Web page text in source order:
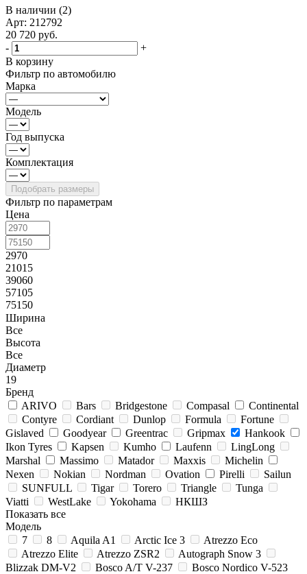
В наличии (2)
Арт: 212792
20 720 руб.
-
+
В корзину
Фильтр по автомобилю
Марка
Модель
Год выпуска
Комплектация
Фильтр по параметрам
Цена
2970
21015
39060
57105
75150
Ширина
Все
Высота
Все
Диаметр
19
Бренд
ARIVO
Bars Bridgestone Compasal
Continental
Contyre
Cordiant Dunlop Formula
Fortune
Gislaved
Goodyear Greentrac Gripmax
Hankook
Ikon Tyres
Kapsen Kumho Laufenn
LingLong
Marshal
Massimo Matador Maxxis
Michelin
Nexen
Nokian Nordman Ovation Pirelli
Sailun
SUNFULL
Tigar Torero Triangle
Tunga
Viatti
WestLake Yokohama
НКШЗ
Показать все
Модель
7
8 Aquila A1 Arctic Ice 3
Atrezzo Eco
Atrezzo Elite
Atrezzo ZSR2
Autograph Snow 3
Blizzak DM-V2
Bosco A/T V-237
Bosco Nordico V-523